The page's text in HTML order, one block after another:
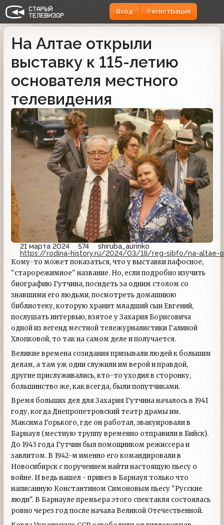
Вход Регистрация
На Алтае открыли
выставку к 115-летию
основателя местного
телевидения
21 марта 2024 574
shiruba_aurinko
https://rodina-history.ru/2024/03/18/reg-sibfo/na-altae-
Кому-то может показаться, что у выставки пафосное,
"старорежимное" название. Но, если подробно изучить
биографию Гутчина, посидеть за одним столом со
знавшими его людьми, посмотреть домашнюю
библиотеку, которую хранит младший сын Евгений,
послушать интервью, взятое у Захария Борисовича
одной из легенд местной тележурналистики Галиной
Хлопковой, то так на самом деле и получается.
Великие времена созидания призывали людей к большим
делам, а там уж одни служили им верой и правдой,
другие прислуживались, кто-то уходил в сторонку,
большинство же, как всегда, были попутчиками.
Время больших дел для Захария Гутчина началось в 1941
году, когда Днепропетровский театр драмы им.
Максима Горького, где он работал, эвакуировали в
Барнаул (местную труппу временно отправили в Бийск).
До 1943 года Гутчин был помощником режиссера и
завлитом. В 1942-м именно его командировали в
Новосибирск с поручением найти настоящую пьесу о
войне. И ведь нашел - привез в Барнаул только что
написанную Константином Симоновым пьесу "Русские
люди". В Барнауле премьера этого спектакля состоялась
ровно через год после начала Великой Отечественной.